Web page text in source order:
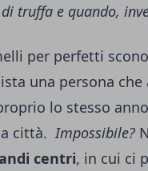
truffa e quando,
per perfetti
una persona
lo stesso
città. Impossibile?
centri, in cui ci